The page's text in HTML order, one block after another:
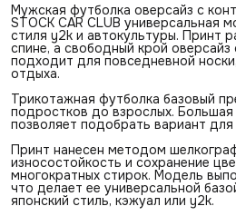
Мужская футболка оверсайз с
STOCK CAR CLUB универсальная
стиля y2k и автокультуры. Принт
спине, а свободный крой
подходит для повседневной
отдыха.
Трикотажная футболка базовый
подростков до взрослых. Большая
позволяет подобрать вариант
Принт нанесен методом
износостойкость и сохранение
многократных стирок. Модель
что делает ее универсальной
японский стиль, кэжуал или y2k.